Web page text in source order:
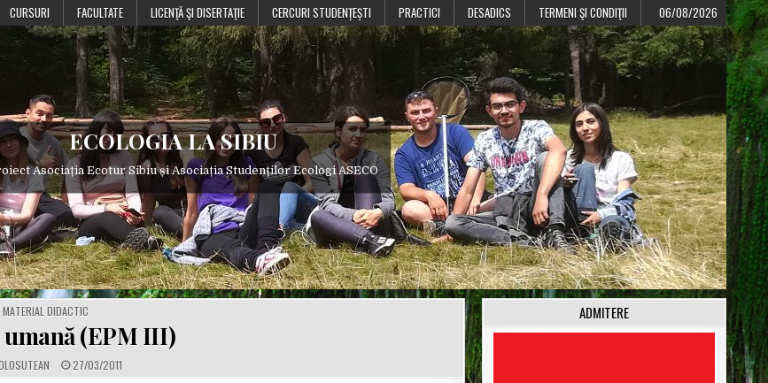
CURSURI FACULTATE LICENŢĂ ŞI DISERTAŢIE CERCURI STUDENȚEȘTI PRACTICI DESADICS TERMENI ŞI CONDIŢII 06/08/2026
ECOLOGIA LA SIBIU
Asociația Ecotur Sibiu și Asociația Studenților Ecologi ASECO
POSTED
IN
MATERIAL DIDACTIC
(EPM III)
P
U
27/03/2011
ADMITERE